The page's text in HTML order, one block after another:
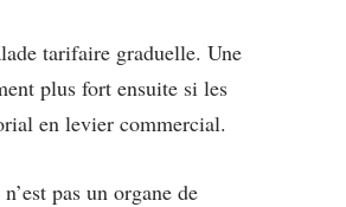
tarifaire graduelle. Une
plus fort ensuite si les
en levier commercial.
pas un organe de